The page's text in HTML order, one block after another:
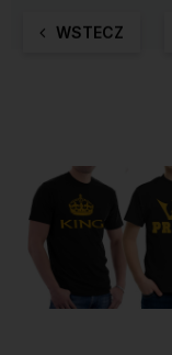
WSTECZ